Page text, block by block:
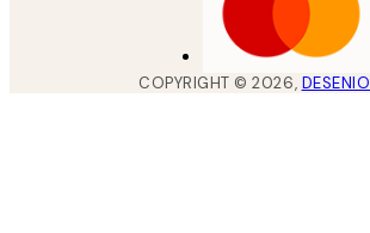
COPYRIGHT ©2026, DESENIO